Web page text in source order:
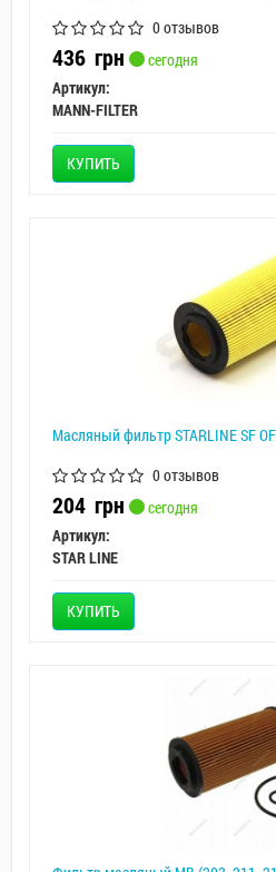
0 отзывов
436 грн
сегодня
Артикул:
MANN-FILTER
КУПИТЬ
Масляный фильтр STARLINE SF
0 отзывов
204 грн
сегодня
Артикул:
STAR LINE
КУПИТЬ